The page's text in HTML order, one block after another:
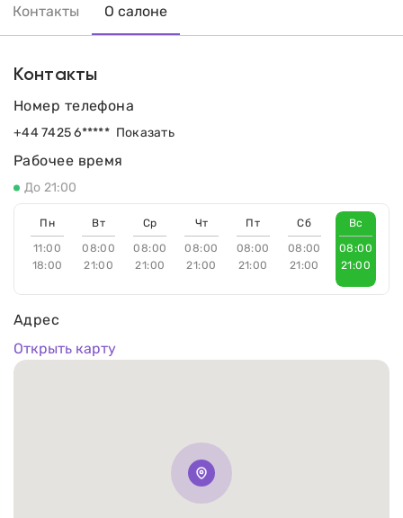
Контакты О салоне
Контакты
Адрес
Открыть карту
Рабочее время
До 21:00
Пн
11:00
18:00
Вт
08:00
21:00
Ср
08:00
21:00
Чт
08:00
21:00
Пт
08:00
21:00
Сб
08:00
21:00
Вс
08:00
21:00
Номер телефона
+44 7425 6***** Показать